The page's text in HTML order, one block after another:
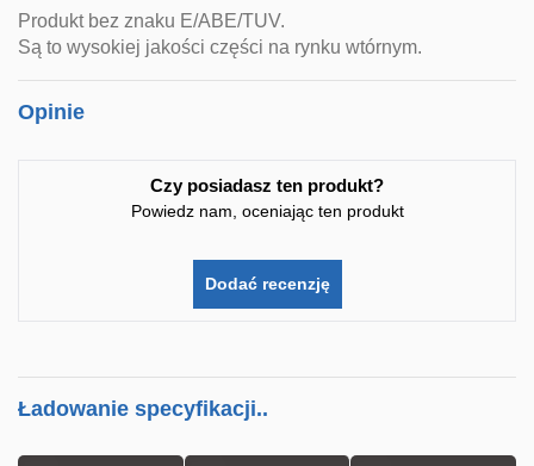
Produkt bez znaku E/ABE/TUV.
Są to wysokiej jakości części na rynku wtórnym.
Opinie
Czy posiadasz ten produkt?
Powiedz nam, oceniając ten produkt
Dodać recenzję
Ładowanie specyfikacji..